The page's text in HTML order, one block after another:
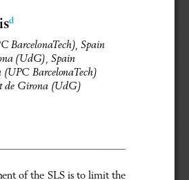
d
BarcelonaTech), Spain
(UdG), Spain
BarcelonaTech)
de Girona (UdG)
of the SLS is to limit the